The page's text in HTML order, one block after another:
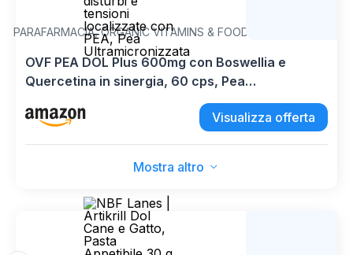
PARAFARMACIA, ORGANIC VITAMINS & FOOD
OVF PEA DOL Plus 600mg con Boswellia e
Quercetina in sinergia, 60 cps, Pea
Ultramicronizzata, Potente Supporto per disturbi
e tensioni localizzate con PEA, PeaVisualizza offerta
Mostra altro